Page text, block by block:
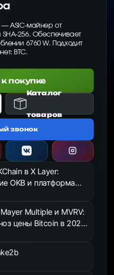
— ASIC-майнер от
256. Обеспечивает
6760 W. Подходит
BTC.
покупке
Каталог
товаров
звонок
в X Layer:
OKB и платформа
в 2026 году
Multiple и MVRV:
цены Bitcoin в 2026